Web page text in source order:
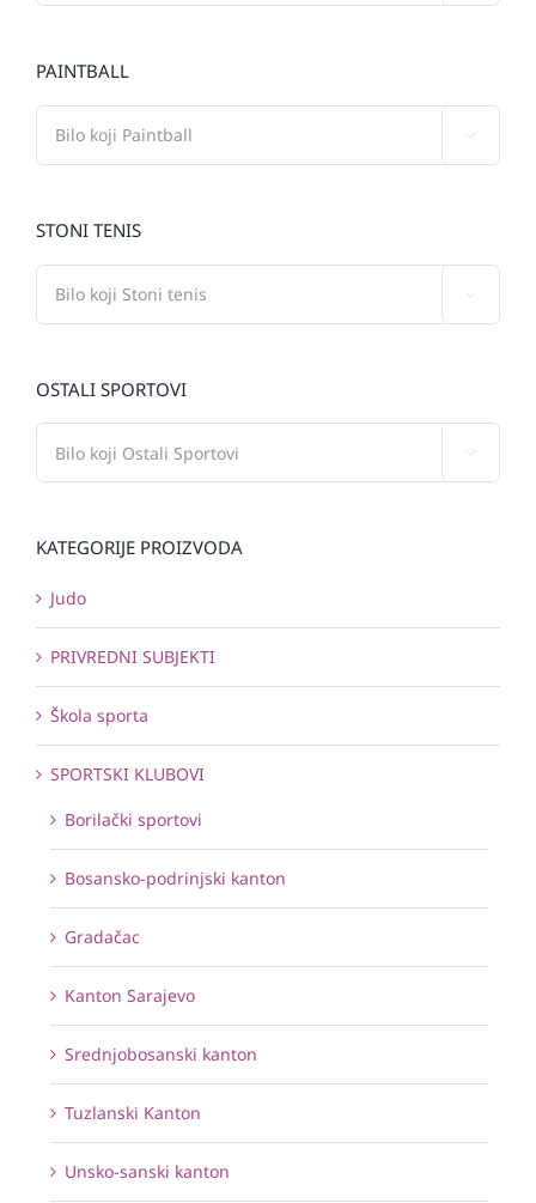
PAINTBALL
STONI TENIS
OSTALI SPORTOVI
KATEGORIJE PROIZVODA
Judo
PRIVREDNI SUBJEKTI
Škola sporta
SPORTSKI KLUBOVI
Borilački sportovi
Bosansko-podrinjski kanton
Gradačac
Kanton Sarajevo
Srednjobosanski kanton
Tuzlanski Kanton
Unsko-sanski kanton